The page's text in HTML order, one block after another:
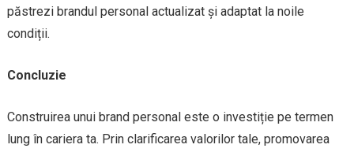
păstrezi brandul personal actualizat și adaptat la noile
condiții.
Concluzie
Construirea unui brand personal este o investiție pe termen
lung în cariera ta. Prin clarificarea valorilor tale, promovarea